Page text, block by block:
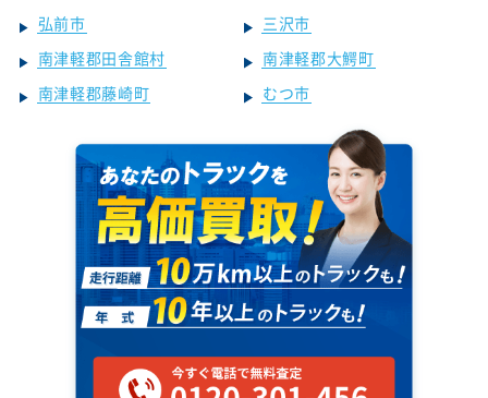
弘前市
三沢市
南津軽郡田舎館村
南津軽郡大鰐町
南津軽郡藤崎町
むつ市